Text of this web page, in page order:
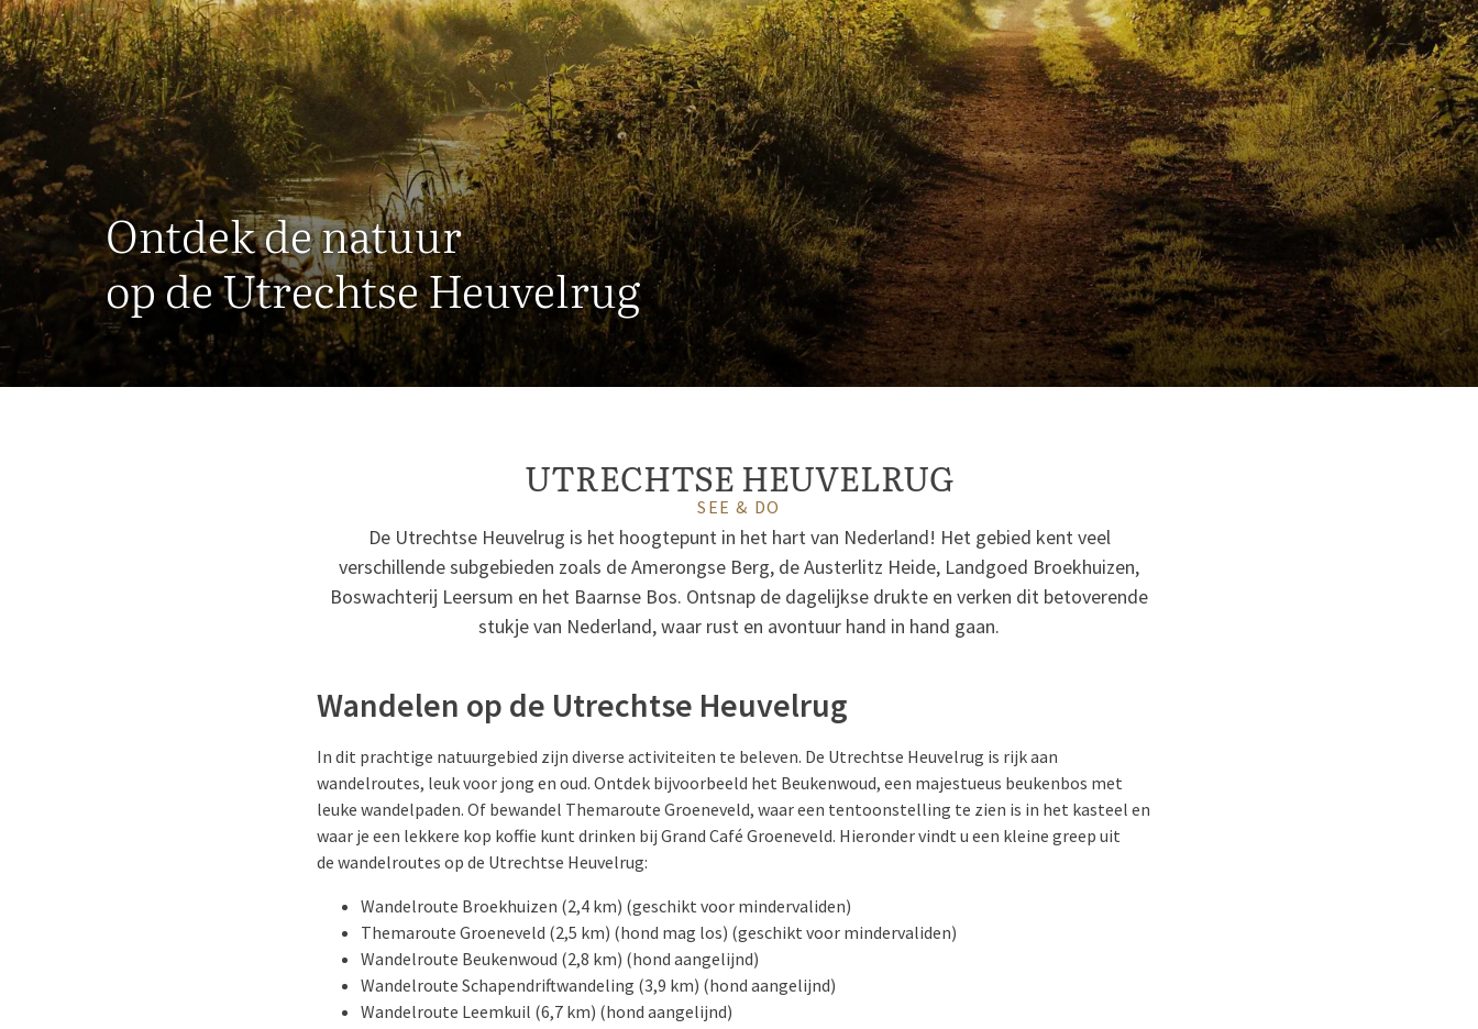
Ontdek de natuur
op de Utrechtse Heuvelrug
UTRECHTSE HEUVELRUG
SEE & DO
De Utrechtse Heuvelrug is het hoogtepunt in het hart van Nederland! Het gebied kent veel
verschillende subgebieden zoals de Amerongse Berg, de Austerlitz Heide, Landgoed Broekhuizen,
Boswachterij Leersum en het Baarnse Bos. Ontsnap de dagelijkse drukte en verken dit betoverende
stukje van Nederland, waar rust en avontuur hand in hand gaan.
Wandelen op de Utrechtse Heuvelrug
In dit prachtige natuurgebied zijn diverse activiteiten te beleven. De Utrechtse Heuvelrug is rijk aan
wandelroutes, leuk voor jong en oud. Ontdek bijvoorbeeld het Beukenwoud, een majestueus beukenbos met
leuke wandelpaden. Of bewandel Themaroute Groeneveld, waar een tentoonstelling te zien is in het kasteel en
waar je een lekkere kop koffie kunt drinken bij Grand Café Groeneveld. Hieronder vindt u een kleine greep uit
de wandelroutes op de Utrechtse Heuvelrug:
Wandelroute Broekhuizen (2,4 km) (geschikt voor mindervaliden)
Themaroute Groeneveld (2,5 km) (hond mag los) (geschikt voor mindervaliden)
Wandelroute Beukenwoud (2,8 km) (hond aangelijnd)
Wandelroute Schapendriftwandeling (3,9 km) (hond aangelijnd)
Wandelroute Leemkuil (6,7 km) (hond aangelijnd)